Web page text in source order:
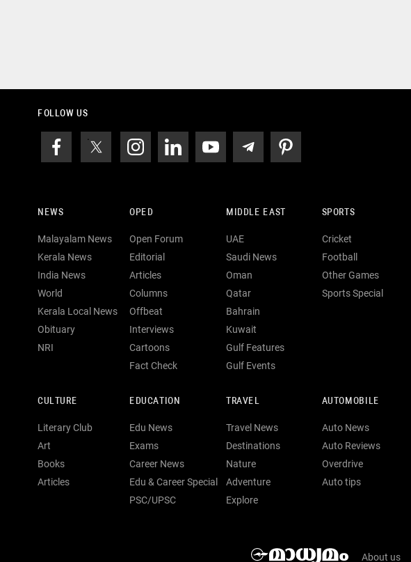
FOLLOW US
NEWS
Malayalam News
Kerala News
India News
World
Kerala Local News
Obituary
NRI
OPED
Open Forum
Editorial
Articles
Columns
Offbeat
Interviews
Cartoons
Fact Check
MIDDLE EAST
UAE
Saudi News
Oman
Qatar
Bahrain
Kuwait
Gulf Features
Gulf Events
SPORTS
Cricket
Football
Other Games
Sports Special
CULTURE
Literary Club
Art
Books
Articles
EDUCATION
Edu News
Exams
Career News
Edu & Career Special
PSC/UPSC
TRAVEL
Travel News
Destinations
Nature
Adventure
Explore
AUTOMOBILE
Auto News
Auto Reviews
Overdrive
Auto tips
About us